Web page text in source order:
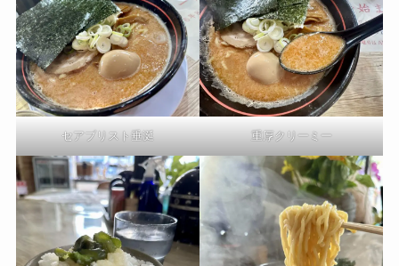
セアブリスト垂涎 重厚クリーミー